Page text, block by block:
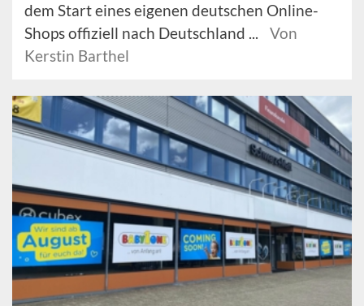
dem Start eines eigenen deutschen Online-
Shops offiziell nach Deutschland ...
Von
Kerstin Barthel